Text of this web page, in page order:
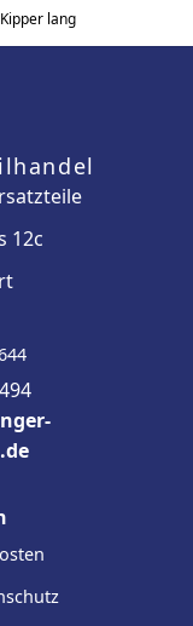
Kipper lang
12c